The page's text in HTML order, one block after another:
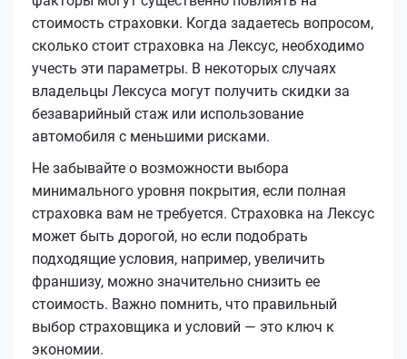
стоимость страховки. Когда задаетесь вопросом,
сколько стоит страховка на Лексус, необходимо
учесть эти параметры. В некоторых случаях
владельцы Лексуса могут получить скидки за
безаварийный стаж или использование
автомобиля с меньшими рисками.
Не забывайте о возможности выбора
минимального уровня покрытия, если полная
страховка вам не требуется. Страховка на Лексус
может быть дорогой, но если подобрать
подходящие условия, например, увеличить
франшизу, можно значительно снизить ее
стоимость. Важно помнить, что правильный
выбор страховщика и условий — это ключ к
экономии.